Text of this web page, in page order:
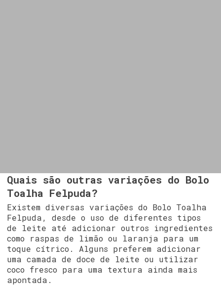
Quais são outras variações do Bolo
Toalha Felpuda?
Existem diversas variações do Bolo Toalha
Felpuda, desde o uso de diferentes tipos
de leite até adicionar outros ingredientes
como raspas de limão ou laranja para um
toque cítrico. Alguns preferem adicionar
uma camada de doce de leite ou utilizar
coco fresco para uma textura ainda mais
apontada.